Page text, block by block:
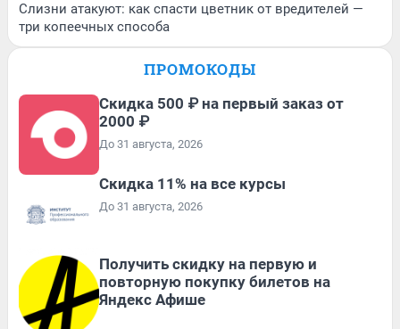
Слизни атакуют: как спасти цветник от вредителей —
три копеечных способа
ПРОМОКОДЫ
Скидка 500 ₽ на первый заказ от
2000 ₽
До 31 августа, 2026
Скидка 11% на все курсы
До 31 августа, 2026
Получить скидку на первую и
повторную покупку билетов на
Яндекс Афише